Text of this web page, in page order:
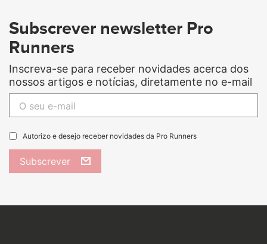
Subscrever newsletter Pro
Runners
Inscreva-se para receber novidades acerca dos
nossos artigos e notícias, diretamente no e-mail
Autorizo e desejo receber novidades da Pro Runners
Subscrever